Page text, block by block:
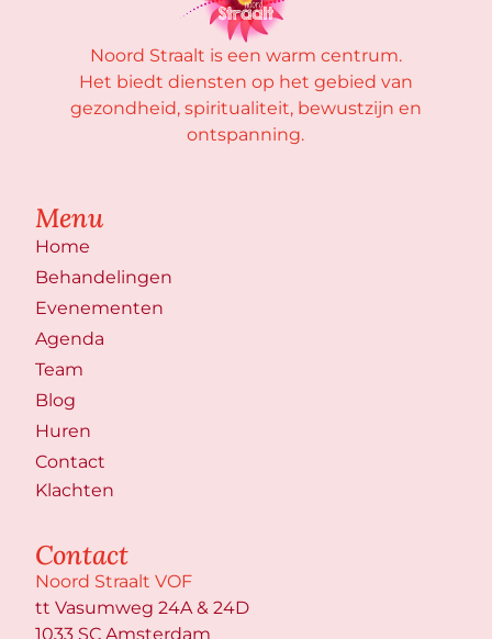
Noord Straalt is een warm centrum.
Het biedt diensten op het gebied van
gezondheid, spiritualiteit, bewustzijn en
ontspanning.
Menu
Home
Behandelingen
Evenementen
Agenda
Team
Blog
Huren
Contact
Klachten
Contact
Noord Straalt VOF
tt Vasumweg 24A & 24D
1033 SC Amsterdam